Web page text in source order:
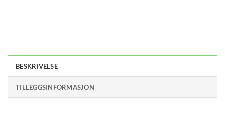
BESKRIVELSE
TILLEGGSINFORMASJON